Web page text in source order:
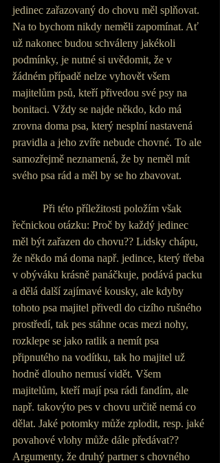
jedinec zařazovaný do chovu měl splňovat.
Na to bychom nikdy neměli zapomínat. Ať
už nakonec budou schváleny jakékoli
podmínky, je nutné si uvědomit, že v
žádném případě nelze vyhovět všem
majitelům psů, kteří přivedou své psy na
bonitaci. Vždy se najde někdo, kdo má
zrovna doma psa, který nesplní nastavená
pravidla a jeho zvíře nebude chovné. To ale
samozřejmě neznamená, že by neměl mít
svého psa rád a měl by se ho zbavovat.
řečnickou otázku: Proč by každý jedinec
měl být zařazen do chovu?? Lidsky chápu,
že někdo má doma např. jedince, který třeba
v obýváku krásně panáčkuje, podává packu
a dělá další zajímavé kousky, ale kdyby
tohoto psa majitel přivedl do cizího rušného
prostředí, tak pes stáhne ocas mezi nohy,
rozklepe se jako ratlik a nemít psa
připnutého na vodítku, tak ho majitel už
hodně dlouho nemusí vidět. Všem
majitelům, kteří mají psa rádi fandím, ale
např. takovýto pes v chovu určitě nemá co
dělat. Jaké potomky může zplodit, resp. jaké
povahové vlohy může dále předávat??
Argumenty, že druhý partner s chovného